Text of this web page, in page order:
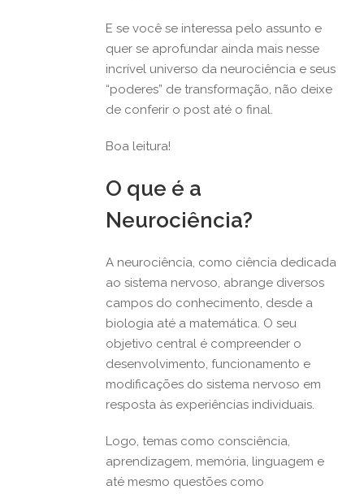
E se você se interessa pelo assunto e
quer se aprofundar ainda mais nesse
incrível universo da neurociência e seus
“poderes” de transformação, não deixe
de conferir o post até o final.
Boa leitura!
O que é a
Neurociência?
A neurociência, como ciência dedicada
ao sistema nervoso, abrange diversos
campos do conhecimento, desde a
biologia até a matemática. O seu
objetivo central é compreender o
desenvolvimento, funcionamento e
modificações do sistema nervoso em
resposta às experiências individuais.
Logo, temas como consciência,
aprendizagem, memória, linguagem e
até mesmo questões como